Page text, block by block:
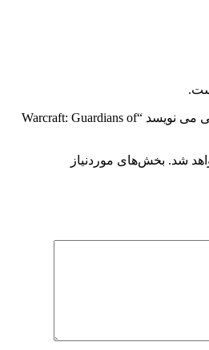
اولین کسی باشید که دیدگاهی می نویسد “Warcraft: Guardians of
شد. بخش‌های موردنیاز